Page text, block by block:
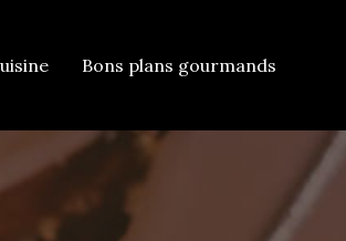
Bons plans gourmands